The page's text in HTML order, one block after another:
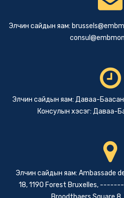
Элчин сайдын яам:
Элчин сайдын яам: Даваа-
Консулын хэсэг: Даваа-
Элчин сайдын яам: Ambassade
18, 1190 Forest Bruxelles, -------